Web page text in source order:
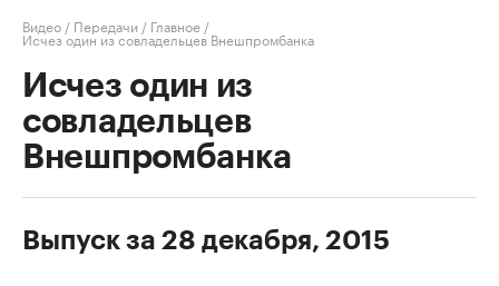
Видео / Передачи / Главное /
Исчез один из совладельцев Внешпромбанка
Исчез один из
совладельцев
Внешпромбанка
Выпуск за 28 декабря, 2015